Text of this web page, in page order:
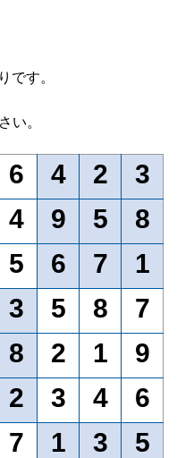
です。
い。
6 4 2
3
4 9 5
8
5 6 7
1
3 5 8
7
8 2 1
9
2 3 4
6
7 1 3
5